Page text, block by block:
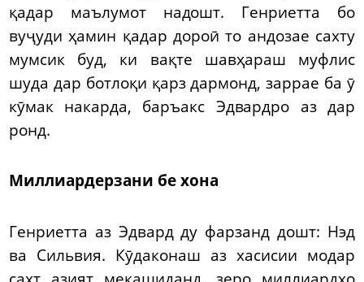
қадар маълумот надошт. Генриетта бо
вуҷуди ҳамин қадар дороӣ то андозае сахту
мумсик буд, ки вақте шавҳараш муфлис
шуда дар ботлоқи қарз дармонд, заррае ба ӯ
кӯмак накарда, баръакс Эдвардро аз дар
ронд.
Миллиардерзани бе хона
Генриетта аз Эдвард ду фарзанд дошт: Нэд
ва Сильвия. Кӯдаконаш аз хасисии модар